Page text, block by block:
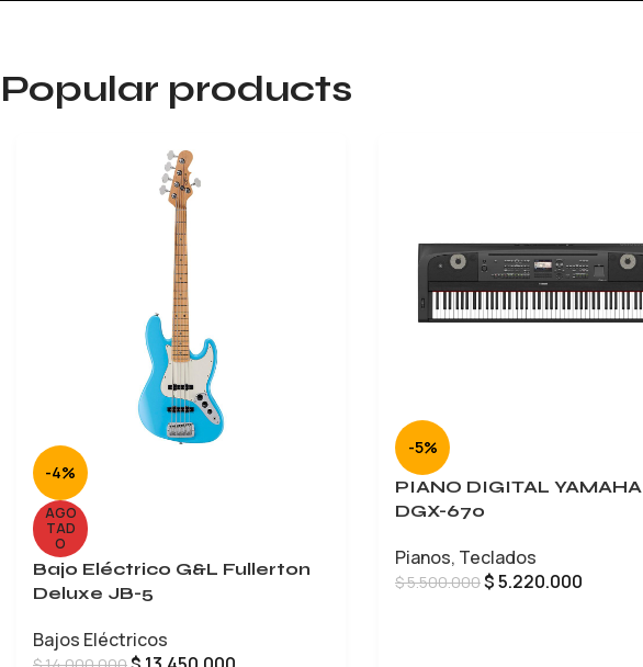
Popular products
-4%
AGO
TAD
O
Bajo Eléctrico G&L Fullerton
Deluxe JB-5
Bajos Eléctricos
-5%
PIANO DIGITAL YAMAHA
DGX-670
Pianos, Teclados
$5.500.000$5.220.000